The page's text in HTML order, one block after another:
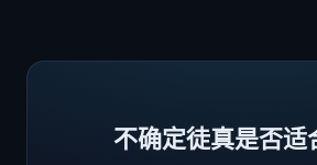
不确定徒真是否适